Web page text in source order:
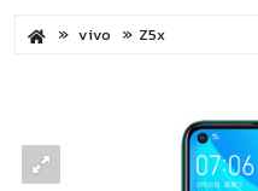
vivo Z5x